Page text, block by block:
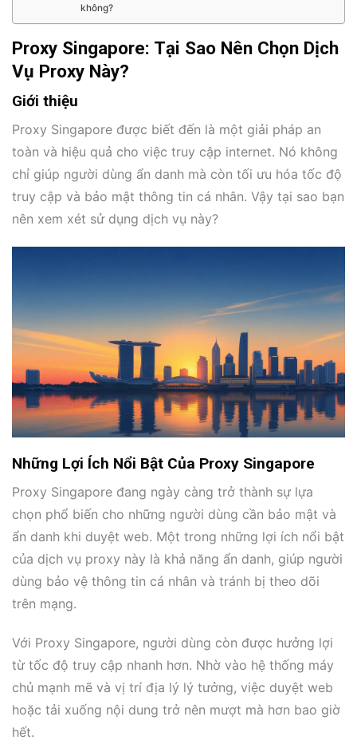
không?
Proxy Singapore: Tại Sao Nên Chọn Dịch
Vụ Proxy Này?
Giới thiệu
Proxy Singapore được biết đến là một giải pháp an
toàn và hiệu quả cho việc truy cập internet. Nó không
chỉ giúp người dùng ẩn danh mà còn tối ưu hóa tốc độ
truy cập và bảo mật thông tin cá nhân. Vậy tại sao bạn
nên xem xét sử dụng dịch vụ này?
Những Lợi Ích Nổi Bật Của Proxy Singapore
Proxy Singapore đang ngày càng trở thành sự lựa
chọn phổ biến cho những người dùng cần bảo mật và
ẩn danh khi duyệt web. Một trong những lợi ích nổi bật
của dịch vụ proxy này là khả năng ẩn danh, giúp người
dùng bảo vệ thông tin cá nhân và tránh bị theo dõi
trên mạng.
Với Proxy Singapore, người dùng còn được hưởng lợi
từ tốc độ truy cập nhanh hơn. Nhờ vào hệ thống máy
chủ mạnh mẽ và vị trí địa lý lý tưởng, việc duyệt web
hoặc tải xuống nội dung trở nên mượt mà hơn bao giờ
hết.